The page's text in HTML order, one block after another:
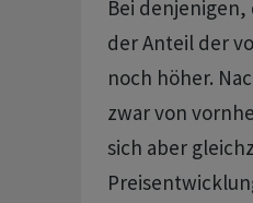
Bei
der Anteil der
noch höher.
zwar von
sich aber